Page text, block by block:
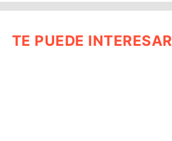
TE PUEDE INTERESAR